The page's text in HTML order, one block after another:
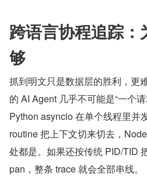
跨语言协程追踪
够
抓到明文只是数据层的胜利，
的 AI Agent 几乎不可能是“一个
Python asyncio 在单个线程里并
routine 把上下文切来切去，
处都是。如果还按传统 PID/TID
pan，整条 trace 就会全部串线。